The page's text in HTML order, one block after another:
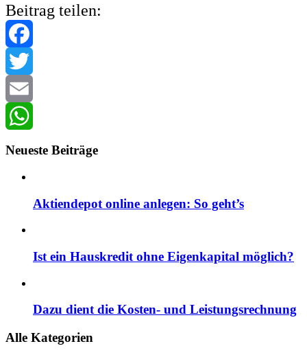
Beitrag teilen:
Facebook
Twitter
Email
WhatsApp
Neueste Beiträge
Aktiendepot online anlegen: So geht’s
Ist ein Hauskredit ohne Eigenkapital möglich?
Dazu dient die Kosten- und Leistungsrechnung
Alle Kategorien